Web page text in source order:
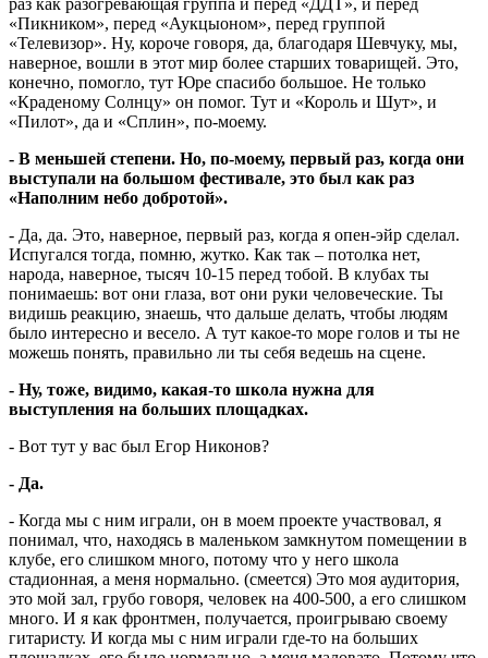
«Пикником», перед «Аукцыоном», перед группой
«Телевизор». Ну, короче говоря, да, благодаря Шевчуку, мы,
наверное, вошли в этот мир более старших товарищей. Это,
конечно, помогло, тут Юре спасибо большое. Не только
«Краденому Солнцу» он помог. Тут и «Король и Шут», и
«Пилот», да и «Сплин», по-моему.
- В меньшей степени. Но, по-моему, первый раз, когда они
выступали на большом фестивале, это был как раз
«Наполним небо добротой».
- Да, да. Это, наверное, первый раз, когда я опен-эйр сделал.
Испугался тогда, помню, жутко. Как так – потолка нет,
народа, наверное, тысяч 10-15 перед тобой. В клубах ты
понимаешь: вот они глаза, вот они руки человеческие. Ты
видишь реакцию, знаешь, что дальше делать, чтобы людям
было интересно и весело. А тут какое-то море голов и ты не
можешь понять, правильно ли ты себя ведешь на сцене.
- Ну, тоже, видимо, какая-то школа нужна для
выступления на больших площадках.
- Вот тут у вас был Егор Никонов?
- Да.
- Когда мы с ним играли, он в моем проекте участвовал, я
понимал, что, находясь в маленьком замкнутом помещении в
клубе, его слишком много, потому что у него школа
стадионная, а меня нормально. (смеется) Это моя аудитория,
это мой зал, грубо говоря, человек на 400-500, а его слишком
много. И я как фронтмен, получается, проигрываю своему
гитаристу. И когда мы с ним играли где-то на больших